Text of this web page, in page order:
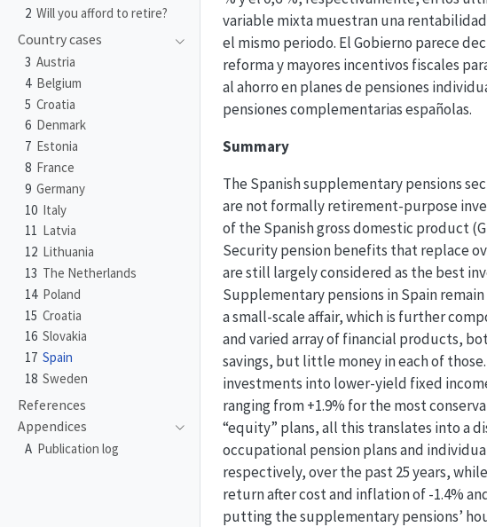
2 Will you afford to retire?
Country cases
3 Austria
4 Belgium
5 Croatia
6 Denmark
7 Estonia
8 France
9 Germany
10 Italy
11 Latvia
12 Lithuania
13 The Netherlands
14 Poland
15 Croatia
16 Slovakia
17 Spain
18 Sweden
References
Appendices
A Publication log
variable mixta muestran una
el mismo periodo. El Gobierno parece
reforma y mayores incentivos fiscales
al ahorro en planes de pensiones
pensiones complementarias españolas.
Summary
The Spanish supplementary pensions
are not formally retirement-purpose
of the Spanish gross domestic product
Security pension benefits that replace
are still largely considered as the best
Supplementary pensions in Spain
a small-scale affair, which is further
and varied array of financial products,
savings, but little money in each of
investments into lower-yield fixed
ranging from +1.9% for the most
“equity” plans, all this translates into a
occupational pension plans and
respectively, over the past 25 years,
return after cost and inflation of -1.4%
putting the supplementary pensions’